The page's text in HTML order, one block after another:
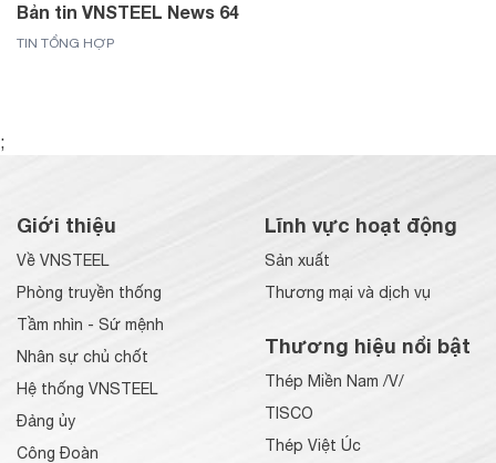
Bản tin VNSTEEL News 64
TIN TỔNG HỢP
;
Giới thiệu
Về VNSTEEL
Phòng truyền thống
Tầm nhìn - Sứ mệnh
Nhân sự chủ chốt
Hệ thống VNSTEEL
Đảng ủy
Công Đoàn
Lĩnh vực hoạt động
Sản xuất
Thương mại và dịch vụ
Thương hiệu nổi bật
Thép Miền Nam /V/
TISCO
Thép Việt Úc